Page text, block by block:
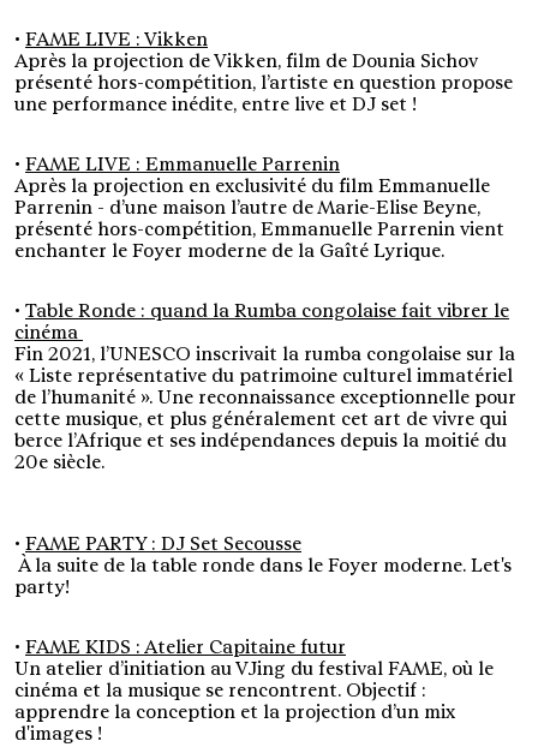
• FAME LIVE : Vikken
Après la projection de Vikken, film de Dounia Sichov
présenté hors-compétition, l’artiste en question propose
une performance inédite, entre live et DJ set !
• FAME LIVE : Emmanuelle Parrenin
Après la projection en exclusivité du film Emmanuelle
Parrenin - d’une maison l’autre de Marie-Elise Beyne,
présenté hors-compétition, Emmanuelle Parrenin vient
enchanter le Foyer moderne de la Gaîté Lyrique.
• Table Ronde : quand la Rumba congolaise fait vibrer le
cinéma
Fin 2021, l’UNESCO inscrivait la rumba congolaise sur la
« Liste représentative du patrimoine culturel immatériel
de l’humanité ». Une reconnaissance exceptionnelle pour
cette musique, et plus généralement cet art de vivre qui
berce l’Afrique et ses indépendances depuis la moitié du
20e siècle.
• FAME PARTY : DJ Set Secousse
À la suite de la table ronde dans le Foyer moderne. Let's
party!
• FAME KIDS : Atelier Capitaine futur
Un atelier d’initiation au VJing du festival FAME, où le
cinéma et la musique se rencontrent. Objectif :
apprendre la conception et la projection d’un mix
d'images !